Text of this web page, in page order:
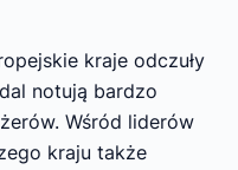
kraje odczuły
notują bardzo
Wśród liderów
kraju także